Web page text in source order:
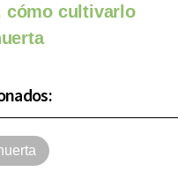
cómo cultivarlo